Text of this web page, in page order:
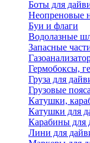
Боты для
Неопреновые
Буи и флаги
Водолазные
Запасные
Гермобоксы,
Груза для
Грузовые
Катушки,
Катушки для
Карабины для
Лини для